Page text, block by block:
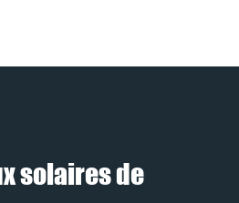
solaires de